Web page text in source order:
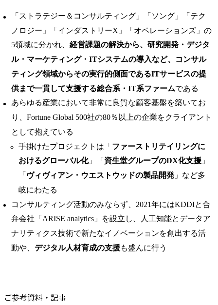
「ストラテジー＆コンサルティング」「ソング」「テク
ノロジー」「インダストリーX」「オペレーションズ」の
5領域に分かれ、 経営課題の解決から、研究開発・デジタ
ル・マーケティング・ITシステムの導入など、コンサル
ティング領域からその実行的側面であるITサービスの提
供まで一貫して支援する総合系・IT系ファームである
あらゆる産業において非常に良質な顧客基盤を築いてお
り、Fortune Global 500社の80％以上の企業をクライアント
として抱えている
手掛けたプロジェクトは「 ファーストリテイリングに
おけるグローバル化」「 資生堂グループのDX化支援 」
「 ヴィヴィアン・ウエストウッドの製品開発 」など多
岐にわたる
コンサルティング活動のみならず、2021年にはKDDIと合
弁会社「ARISE analytics」を設立し、人工知能とデータア
ナリティクス技術で新たなイノベーションを創出する活
動や、 デジタル人材育成の支援も盛んに行う
ご参考資料・記事